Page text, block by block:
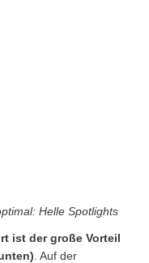
Helle Spotlights
ist der große Vorteil
. Auf der